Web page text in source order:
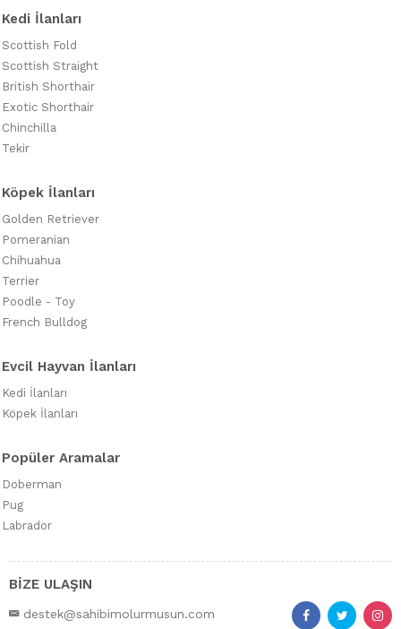
Kedi İlanları
Scottish Fold
Scottish Straight
British Shorthair
Exotic Shorthair
Chinchilla
Tekir
Köpek İlanları
Golden Retriever
Pomeranian
Chihuahua
Terrier
Poodle - Toy
French Bulldog
Evcil Hayvan İlanları
Kedi İlanları
Köpek İlanları
Popüler Aramalar
Doberman
Pug
Labrador
BİZE ULAŞIN
destek@sahibimolurmusun.com